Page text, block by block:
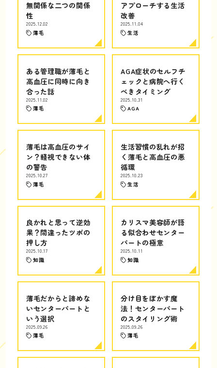
無関係な二つの関係
性
2025.12.02
薄毛
アプローチする生活
改善
2025.11.04
生活
ある管理職が薄毛と
高血圧に同時に向き
合った話
2025.11.02
薄毛
AGA症状のセルフチ
ェックと病院へ行く
べきタイミング
2025.10.31
AGA
薄毛は高血圧のサイ
ン？軽視できない体
の警告
2025.10.27
薄毛
生活習慣の乱れが招
く薄毛と高血圧の悪
循環
2025.10.23
生活
良かれと思って逆効
果？間違ったツボの
押し方
2025.10.17
知識
カリスマ美容師が語
る似合わせセンター
パートの極意
2025.10.11
知識
薄毛だからと諦めな
いセンターパートと
いう選択
2025.09.26
薄毛
分け目をぼかす魔
法！センターパート
のスタイリング術
2025.09.26
薄毛